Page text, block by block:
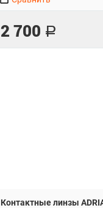
2 700 Р
Контактные линзы